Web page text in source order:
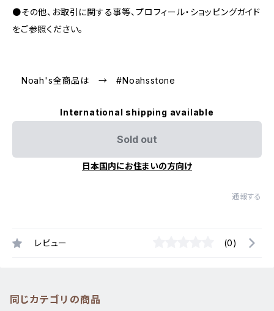
●その他、お取引に関する事等、プロフィール・ショッピングガイド
をご参照ください。
Noah's全商品は → #Noahsstone
International shipping available
Sold out
日本国内にお住まいの方向け
通報する
レビュー (0)
同じカテゴリの商品